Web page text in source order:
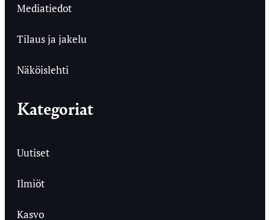
Mediatiedot
Tilaus ja jakelu
Näköislehti
Kategoriat
Uutiset
Ilmiöt
Kasvo